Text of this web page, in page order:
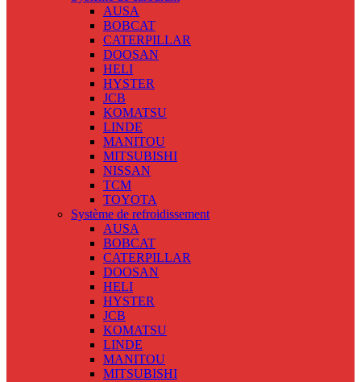
AUSA
BOBCAT
CATERPILLAR
DOOSAN
HELI
HYSTER
JCB
KOMATSU
LINDE
MANITOU
MITSUBISHI
NISSAN
TCM
TOYOTA
Système de refroidissement
AUSA
BOBCAT
CATERPILLAR
DOOSAN
HELI
HYSTER
JCB
KOMATSU
LINDE
MANITOU
MITSUBISHI